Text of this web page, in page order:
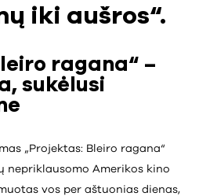
iki aušros“.
ragana“ –
sukėlusi
„Projektas: Bleiro ragana“
nepriklausomo Amerikos kino
vos per aštuonias dienas,